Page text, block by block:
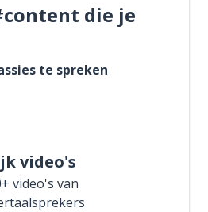
die je
te spreken
video's
video's van